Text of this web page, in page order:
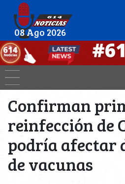
08 Ago 2026
Confirman
reinfección de
podría afectar
de vacunas